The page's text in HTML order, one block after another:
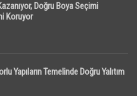
Doğru Boya Seçimi
Koruyor
Yapıların Temelinde Doğru Yalıtım